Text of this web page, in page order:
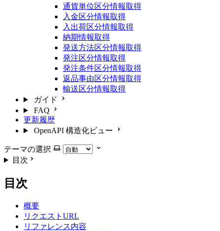
通貨単位区分情報取得
入金区分情報取得
入出荷区分情報取得
納期情報取得
発送方法区分情報取得
発注区分情報取得
発注条件区分情報取得
返品事由区分情報取得
輸送区分情報取得
ガイド
FAQ
更新履歴
OpenAPI 構造化ビュー
テーマの選択
目次
目次
概要
リクエストURL
リファレンス内容